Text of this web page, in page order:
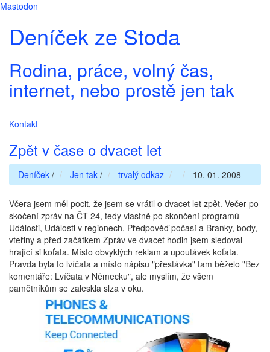
Mastodon
Deníček ze Stoda
Rodina, práce, volný čas,
internet, nebo prostě jen tak
Kontakt
Zpět v čase o dvacet let
Deníček / Jen tak / trvalý odkaz 10. 01. 2008
Včera jsem měl pocit, že jsem se vrátil o dvacet let zpět. Večer po
skočení zpráv na ČT 24, tedy vlastně po skončení programů
Události, Události v regionech, Předpověď počasí a Branky, body,
vteřiny a před začátkem Zpráv ve dvacet hodin jsem sledoval
hrající si koťata. Místo obvyklých reklam a upoutávek koťata.
Pravda byla to lvíčata a místo nápisu "přestávka" tam běželo "Bez
komentáře: Lvíčata v Německu", ale myslím, že všem
pamětníkům se zaleskla slza v oku.